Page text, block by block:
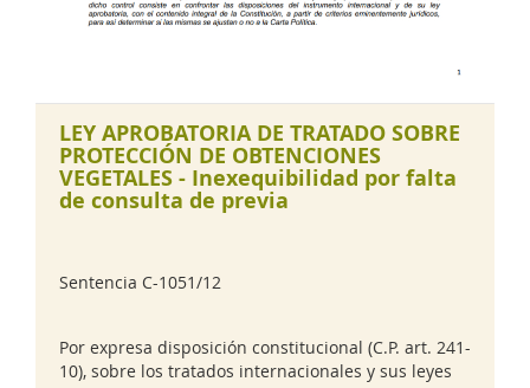
LEY APROBATORIA DE TRATADO SOBRE
PROTECCIÓN DE OBTENCIONES
VEGETALES - Inexequibilidad por falta
de consulta de previa
Sentencia C-1051/12
Por expresa disposición constitucional (C.P. art. 241-
10), sobre los tratados internacionales y sus leyes